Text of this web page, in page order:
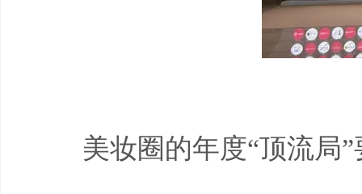
美妆圈的年度“顶流局